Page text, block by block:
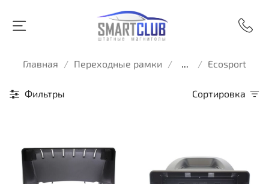
Главная Переходные рамки ... Ecosport
Фильтры Сортировка